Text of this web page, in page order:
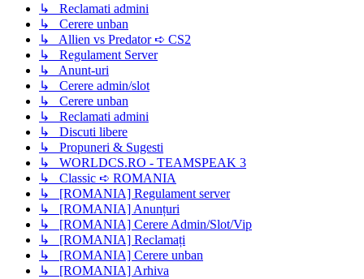
↳ Reclamati admini
↳ Cerere unban
↳ Allien vs Predator ➪ CS2
↳ Regulament Server
↳ Anunt-uri
↳ Cerere admin/slot
↳ Cerere unban
↳ Reclamati admini
↳ Discuti libere
↳ Propuneri & Sugesti
↳ WORLDCS.RO - TEAMSPEAK 3
↳ Classic ➪ ROMANIA
↳ [ROMANIA] Regulament server
↳ [ROMANIA] Anunțuri
↳ [ROMANIA] Cerere Admin/Slot/Vip
↳ [ROMANIA] Reclamați
↳ [ROMANIA] Cerere unban
↳ [ROMANIA] Arhiva